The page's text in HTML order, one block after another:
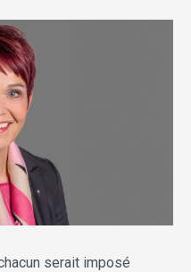
serait imposé